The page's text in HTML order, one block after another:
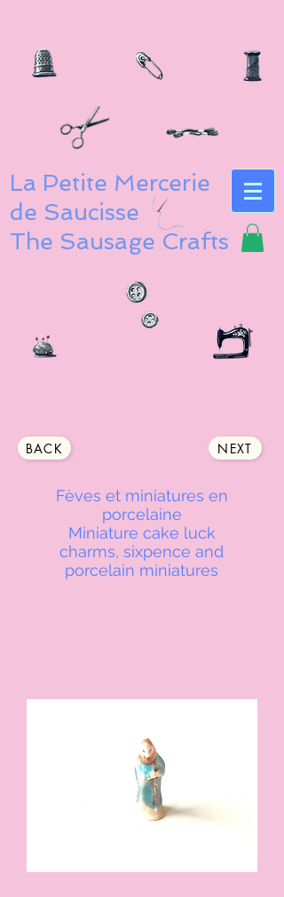
La Petite Mercerie
de Saucisse
The Sausage Crafts
BACK NEXT
Fèves et miniatures en
porcelaine
Miniature cake luck
charms, sixpence and
porcelain miniatures